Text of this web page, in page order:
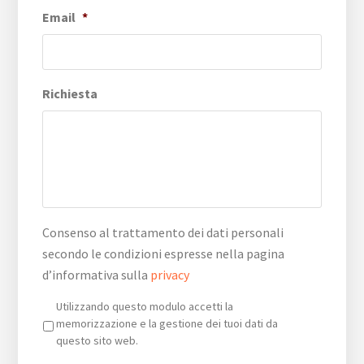
Email *
Richiesta
Consenso al trattamento dei dati personali
secondo le condizioni espresse nella pagina
d’informativa sulla privacy
Privacy *
Utilizzando questo modulo accetti la
memorizzazione e la gestione dei tuoi dati da
questo sito web.